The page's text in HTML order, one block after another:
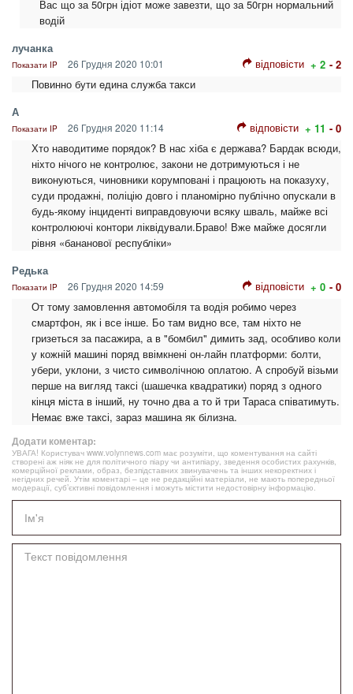
Вас що за 50грн ідіот може завезти, що за 50грн нормальний
водій
лучанка
Показати IP 26 Грудня 2020 10:01 відповісти + 2 - 2
Повинно бути eдина служба такси
А
Показати IP 26 Грудня 2020 11:14 відповісти + 11 - 0
Хто наводитиме порядок? В нас хіба є держава? Бардак всюди,
ніхто нічого не контролює, закони не дотримуються і не
виконуються, чиновники корумповані і працюють на показуху,
суди продажні, поліцію довго і планомірно публічно опускали в
будь-якому інциденті виправдовуючи всяку шваль, майже всі
контролюючі контори ліквідували.Браво! Вже майже досягли
рівня «бананової республіки»
Редька
Показати IP 26 Грудня 2020 14:59 відповісти + 0 - 0
От тому замовлення автомобіля та водія робимо через
смартфон, як і все інше. Бо там видно все, там ніхто не
гризеться за пасажира, а в "бомбил" димить зад, особливо коли
у кожній машині поряд ввімкнені он-лайн платформи: болти,
убери, уклони, з чисто символічною оплатою. А спробуй візьми
перше на вигляд таксі (шашечка квадратики) поряд з одного
кінця міста в інший, ну точно два а то й три Тараса співатимуть.
Немає вже таксі, зараз машина як білизна.
Додати коментар:
УВАГА! Користувач www.volynnews.com має розуміти, що коментування на сайті
створені аж ніяк не для політичного піару чи антипіару, зведення особистих рахунків,
комерційної реклами, образ, безпідставних звинувачень та інших некоректних і
негідних речей. Утім коментарі – це не редакційні матеріали, не мають попередньої
модерації, суб’єктивні повідомлення і можуть містити недостовірну інформацію.